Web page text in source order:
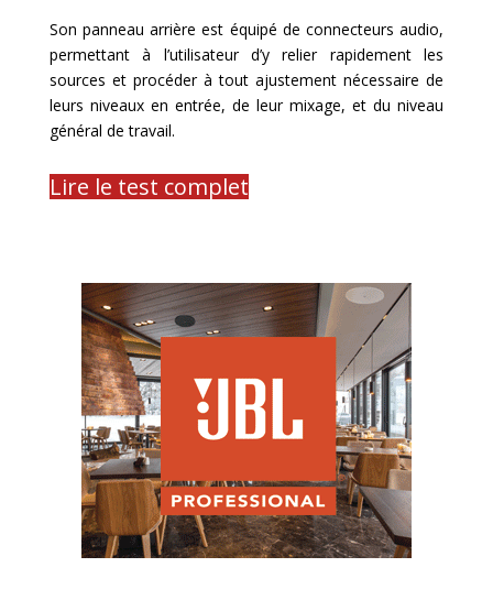
Son panneau arrière est équipé de connecteurs audio,
permettant à l’utilisateur d’y relier rapidement les
sources et procéder à tout ajustement nécessaire de
leurs niveaux en entrée, de leur mixage, et du niveau
général de travail.
Lire le test complet